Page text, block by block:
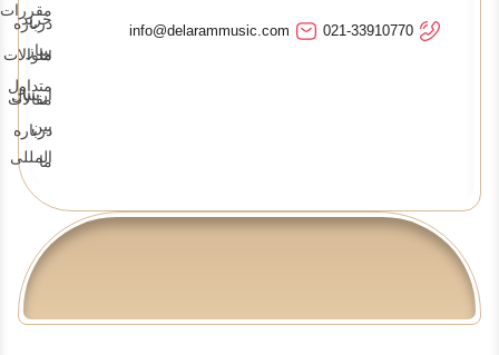
021-33910770
info@delarammusic.com
خرید
ساز
ارسال
بین
المللی
مقررات
سوالات
متداول
درباره
ما
درباره
ما
مقالات